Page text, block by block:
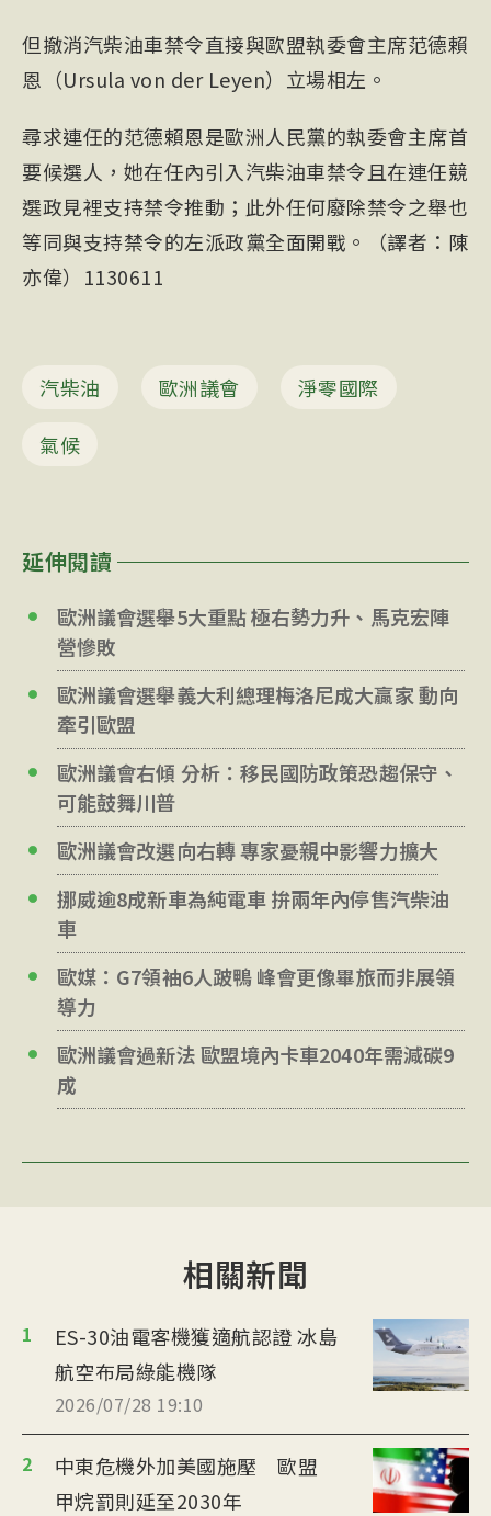
但撤消汽柴油車禁令直接與歐盟執委會主席范德賴
恩（Ursula von der Leyen）立場相左。
尋求連任的范德賴恩是歐洲人民黨的執委會主席首
要候選人，她在任內引入汽柴油車禁令且在連任競
選政見裡支持禁令推動；此外任何廢除禁令之舉也
等同與支持禁令的左派政黨全面開戰。（譯者：陳
亦偉）1130611
汽柴油 歐洲議會
淨零國際
氣候
延伸閱讀
歐洲議會選舉5大重點 極右勢力升、馬克宏陣
營慘敗
歐洲議會選舉義大利總理梅洛尼成大贏家 動向
牽引歐盟
歐洲議會右傾 分析：移民國防政策恐趨保守、
可能鼓舞川普
歐洲議會改選向右轉 專家憂親中影響力擴大
挪威逾8成新車為純電車 拚兩年內停售汽柴油
車
歐媒：G7領袖6人跛鴨 峰會更像畢旅而非展領
導力
歐洲議會過新法 歐盟境內卡車2040年需減碳9
成
相關新聞
1
ES-30油電客機獲適航認證 冰島
航空布局綠能機隊
2026/07/28 19:10
2
中東危機外加美國施壓 歐盟
甲烷罰則延至2030年